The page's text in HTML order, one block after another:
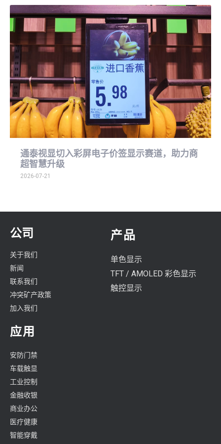
通泰视显切入彩屏电子价签显示赛道，助力商
超智慧升级
2026-07-21
公司
关于我们
新闻
联系我们
冲突矿产政策
加入我们
产品
单色显示
TFT / AMOLED 彩色显示
触控显示
应用
安防门禁
车载触显
工业控制
金融收银
商业办公
医疗健康
智能穿戴